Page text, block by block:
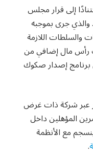
إلى قرار مجلس
الإدارة الصادر بتاريخ 24 ديسمبر 2025. والذي جرى بموجبه
والسلطات اللازمة
رأس مال إضافي من
برنامج إصدار صكوك
عبر شركة ذات غرض
المؤهلين داخل
مع الأنظمة
.